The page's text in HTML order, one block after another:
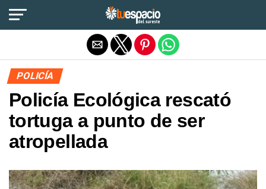
POLICÍA
Policía Ecológica rescató
tortuga a punto de ser
atropellada
Salir de la versión móvil